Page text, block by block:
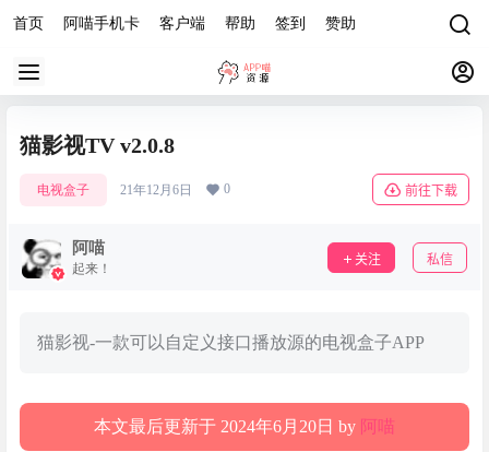
首页 阿喵手机卡 客户端 帮助 签到 赞助
猫影视TV v2.0.8
电视盒子 21年12月6日 0 前往下载
阿喵
起来！
关注 私信
猫影视-一款可以自定义接口播放源的电视盒子APP
本文最后更新于 2024年6月20日 by 阿喵